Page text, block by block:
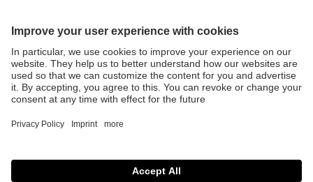
Mitarbeitende anlegen und verwalten
Benefit-Lizenzen zuweisen und entziehen - sofort
oder zu einem bestimmtem Zeitpunkt
Lunchit - Verwaltung und Einstellungen
© 2026 SPENDIT AG. Alle Rechte